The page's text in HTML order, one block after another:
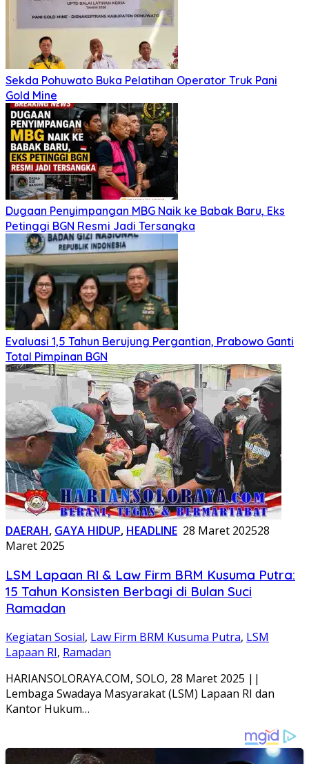
Sekda Pohuwato Buka Pelatihan Operator Truk Pani
Gold Mine
Dugaan Penyimpangan MBG Naik ke Babak Baru, Eks
Petinggi BGN Resmi Jadi Tersangka
Evaluasi 1,5 Tahun Berujung Pergantian, Prabowo Ganti
Total Pimpinan BGN
DAERAH, GAYA HIDUP, HEADLINE 28 Maret 202528
Maret 2025
LSM Lapaan RI & Law Firm BRM Kusuma Putra:
15 Tahun Konsisten Berbagi di Bulan Suci
Ramadan
Kegiatan Sosial, Law Firm BRM Kusuma Putra, LSM
Lapaan RI, Ramadan
HARIANSOLORAYA.COM, SOLO, 28 Maret 2025 ||
Lembaga Swadaya Masyarakat (LSM) Lapaan RI dan
Kantor Hukum…